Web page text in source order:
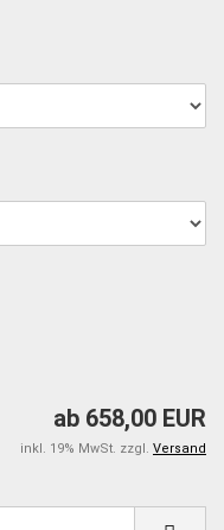
ab 658,00 EUR
inkl. 19% MwSt. zzgl. Versand